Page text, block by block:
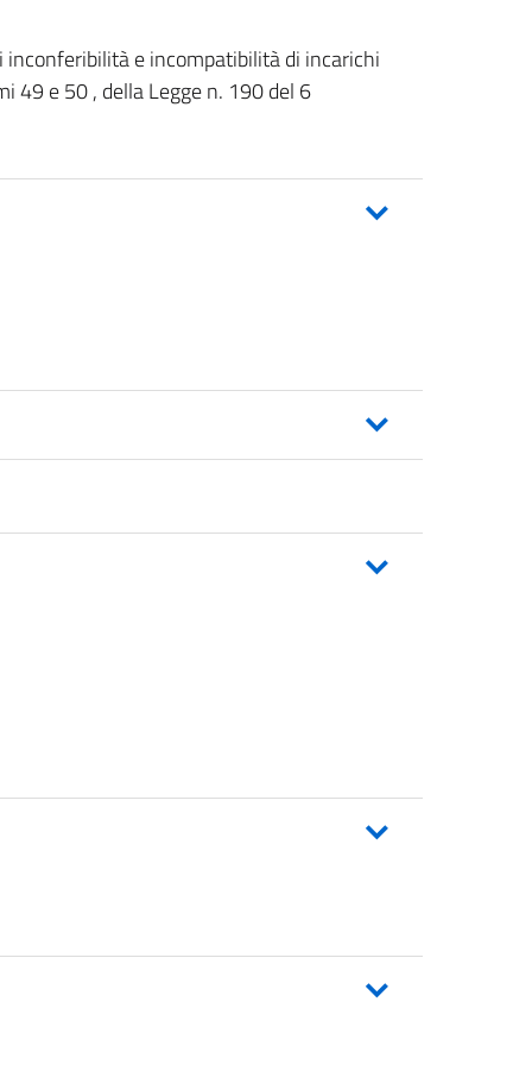
inconferibilità e incompatibilità di incarichi
49 e 50 , della Legge n. 190 del 6